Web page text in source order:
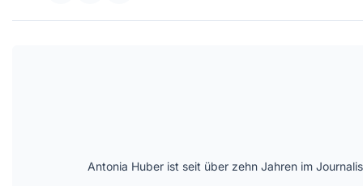
Antonia Huber ist seit über zehn Jahren im